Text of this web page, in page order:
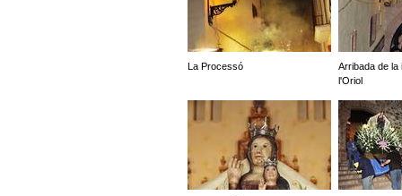
La Processó
Arribada de la
l'Oriol